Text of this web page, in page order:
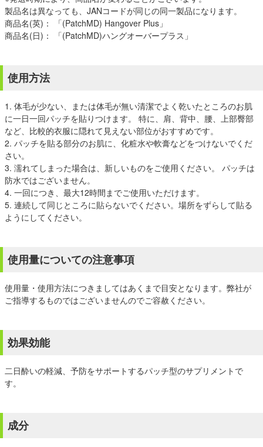
製品名は異なっても、JANコードが同じの同一製品になります。
商品名(英)： 「(PatchMD) Hangover Plus」
商品名(日)： 「(PatchMD)ハングオーバープラス」
使用方法
1. 体毛が少ない、または体毛が無い清潔でよく乾いたところのお肌
に一日一回パッチを貼りつけます。 特に、肩、背中、腰、上部臀部
など、比較的衣服に隠れて見えない部位がおすすめです。
2. パッチを貼る部分のお肌に、化粧水や軟膏などをつけないでくだ
さい。
3. 濡れてしまった場合は、新しいものをご使用ください。 パッチは
防水ではございません。
4. 一回につき、最大12時間までご使用いただけます。
5. 連続して同じところに貼らないでください。場所をずらして貼る
ようにしてください。
使用量についての注意事項
使用量・使用方法につきましてはあくまで目安となります。弊社が
ご指導するものではございませんのでご容赦ください。
効果効能
二日酔いの軽減、予防をサポートするパッチ型のサプリメントで
す。
成分